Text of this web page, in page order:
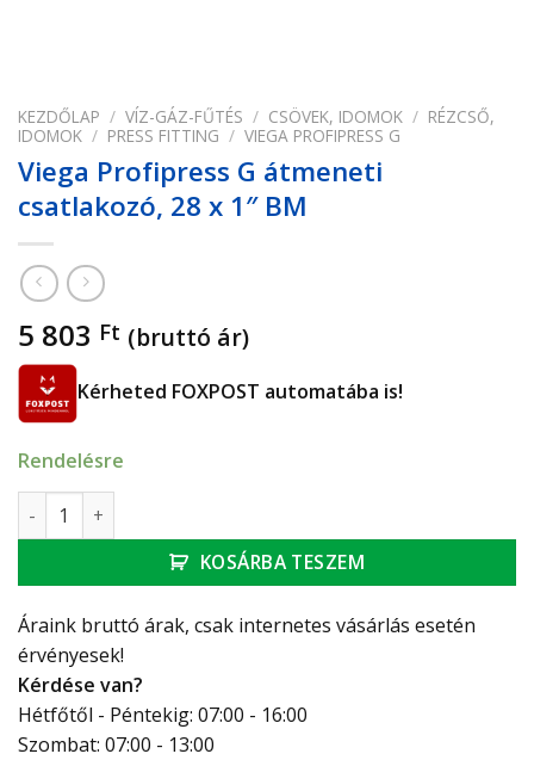
KEZDŐLAP / VÍZ-GÁZ-FŰTÉS / CSÖVEK, IDOMOK / RÉZCSŐ,
IDOMOK / PRESS FITTING / VIEGA PROFIPRESS G
Viega Profipress G átmeneti
csatlakozó, 28 x 1″ BM
5 803 Ft (bruttó ár)
Kérheted FOXPOST automatába is!
Rendelésre
Viega Profipress G átmeneti csatlakozó, 28 x 1" BM
KOSÁRBA TESZEM
Áraink bruttó árak, csak internetes vásárlás esetén
érvényesek!
Kérdése van?
Hétfőtől - Péntekig: 07:00 - 16:00
Szombat: 07:00 - 13:00